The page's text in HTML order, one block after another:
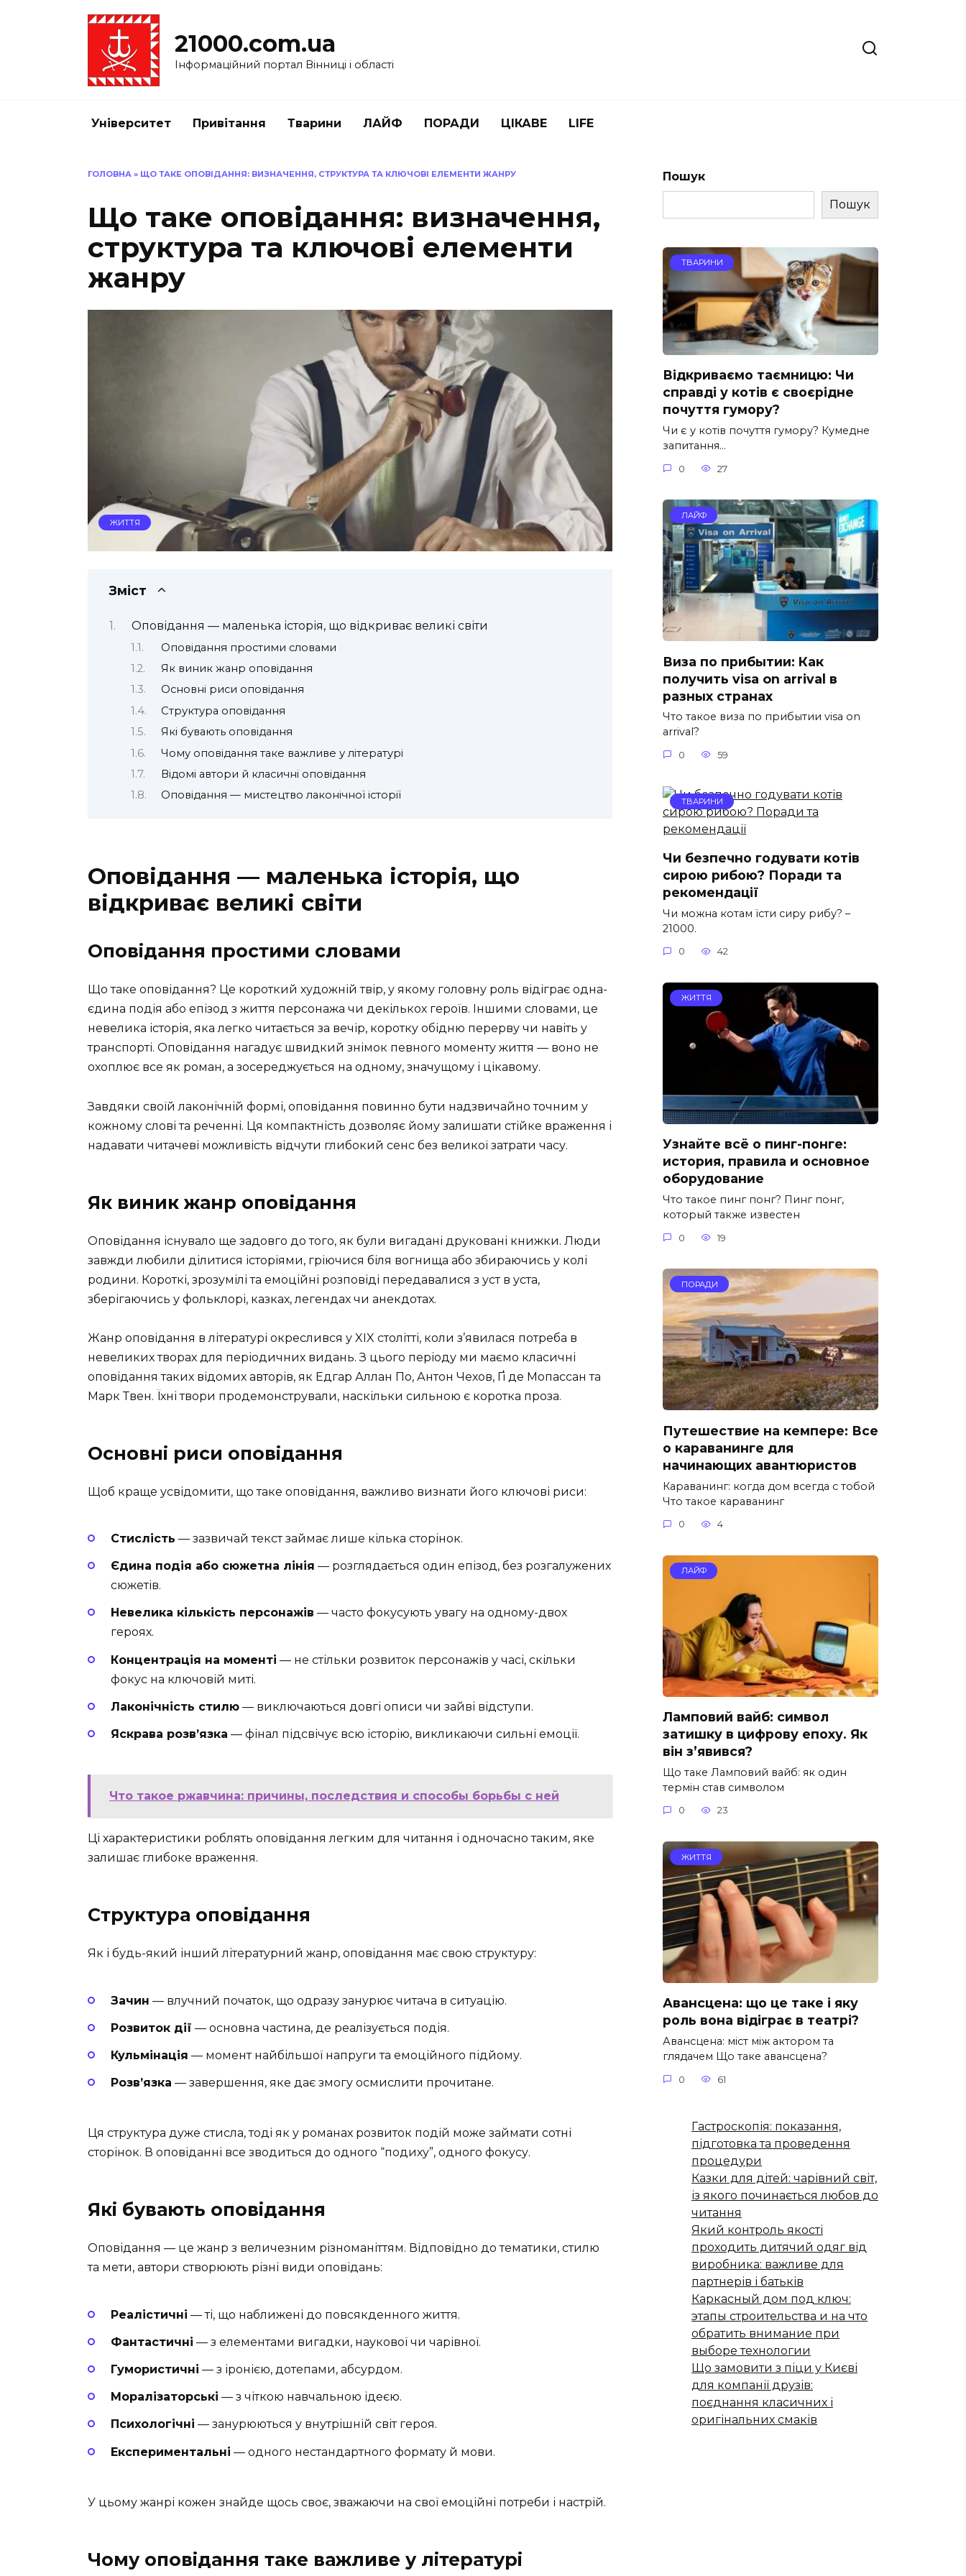
21000.com.ua
Інформаційний портал Вінниці і області
Університет Привітання Тварини ЛАЙФ ПОРАДИ ЦІКАВЕ LIFE
ГОЛОВНА » ЩО ТАКЕ ОПОВІДАННЯ: ВИЗНАЧЕННЯ, СТРУКТУРА ТА КЛЮЧОВІ ЕЛЕМЕНТИ ЖАНРУ
Що таке оповідання: визначення,
структура та ключові елементи
жанру
ЖИТТЯ
Зміст
Оповідання — маленька історія, що відкриває великі світи
Оповідання простими словами
Як виник жанр оповідання
Основні риси оповідання
Структура оповідання
Які бувають оповідання
Чому оповідання таке важливе у літературі
Відомі автори й класичні оповідання
Оповідання — мистецтво лаконічної історії
Оповідання — маленька історія, що
відкриває великі світи
Оповідання простими словами
Що таке оповідання? Це короткий художній твір, у якому головну роль відіграє одна-
єдина подія або епізод з життя персонажа чи декількох героїв. Іншими словами, це
невелика історія, яка легко читається за вечір, коротку обідню перерву чи навіть у
транспорті. Оповідання нагадує швидкий знімок певного моменту життя — воно не
охоплює все як роман, а зосереджується на одному, значущому і цікавому.
Завдяки своїй лаконічній формі, оповідання повинно бути надзвичайно точним у
кожному слові та реченні. Ця компактність дозволяє йому залишати стійке враження і
надавати читачеві можливість відчути глибокий сенс без великої затрати часу.
Як виник жанр оповідання
Оповідання існувало ще задовго до того, як були вигадані друковані книжки. Люди
завжди любили ділитися історіями, гріючися біля вогнища або збираючись у колі
родини. Короткі, зрозумілі та емоційні розповіді передавалися з уст в уста,
зберігаючись у фольклорі, казках, легендах чи анекдотах.
Жанр оповідання в літературі окреслився у XIX столітті, коли з’явилася потреба в
невеликих творах для періодичних видань. З цього періоду ми маємо класичні
оповідання таких відомих авторів, як Едгар Аллан По, Антон Чехов, Ґі де Мопассан та
Марк Твен. Їхні твори продемонстрували, наскільки сильною є коротка проза.
Основні риси оповідання
Щоб краще усвідомити, що таке оповідання, важливо визнати його ключові риси:
Стислість — зазвичай текст займає лише кілька сторінок.
Єдина подія або сюжетна лінія — розглядається один епізод, без розгалужених
сюжетів.
Невелика кількість персонажів — часто фокусують увагу на одному-двох
героях.
Концентрація на моменті — не стільки розвиток персонажів у часі, скільки
фокус на ключовій миті.
Лаконічність стилю — виключаються довгі описи чи зайві відступи.
Яскрава розв’язка — фінал підсвічує всю історію, викликаючи сильні емоції.
Что такое ржавчина: причины, последствия и способы борьбы с ней
Ці характеристики роблять оповідання легким для читання і одночасно таким, яке
залишає глибоке враження.
Структура оповідання
Як і будь-який інший літературний жанр, оповідання має свою структуру:
Зачин — влучний початок, що одразу занурює читача в ситуацію.
Розвиток дії — основна частина, де реалізується подія.
Кульмінація — момент найбільшої напруги та емоційного підйому.
Розв’язка — завершення, яке дає змогу осмислити прочитане.
Ця структура дуже стисла, тоді як у романах розвиток подій може займати сотні
сторінок. В оповіданні все зводиться до одного “подиху”, одного фокусу.
Які бувають оповідання
Оповідання — це жанр з величезним різноманіттям. Відповідно до тематики, стилю
та мети, автори створюють різні види оповідань:
Реалістичні — ті, що наближені до повсякденного життя.
Фантастичні — з елементами вигадки, наукової чи чарівної.
Гумористичні — з іронією, дотепами, абсурдом.
Моралізаторські — з чіткою навчальною ідеєю.
Психологічні — занурюються у внутрішній світ героя.
Експериментальні — одного нестандартного формату й мови.
У цьому жанрі кожен знайде щось своє, зважаючи на свої емоційні потреби і настрій.
Чому оповідання таке важливе у літературі
Пошук
Пошук
ТВАРИНИ
Відкриваємо таємницю: Чи
справді у котів є своєрідне
почуття гумору?
Чи є у котів почуття гумору? Кумедне
запитання…
0 27
ЛАЙФ
Виза по прибытии: Как
получить visa on arrival в
разных странах
Что такое виза по прибытии visa on
arrival?
0 59
ТВАРИНИ
Чи безпечно годувати котів
сирою рибою? Поради та
рекомендації
Чи можна котам їсти сиру рибу? –
21000.
0 42
ЖИТТЯ
Узнайте всё о пинг-понге:
история, правила и основное
оборудование
Что такое пинг понг? Пинг понг,
который также известен
0 19
ПОРАДИ
Путешествие на кемпере: Все
о караванинге для
начинающих авантюристов
Караванинг: когда дом всегда с тобой
Что такое караванинг
0 4
ЛАЙФ
Ламповий вайб: символ
затишку в цифрову епоху. Як
він з’явився?
Що таке Ламповий вайб: як один
термін став символом
0 23
ЖИТТЯ
Авансцена: що це таке і яку
роль вона відіграє в театрі?
Авансцена: міст між актором та
глядачем Що таке авансцена?
0 61
Гастроскопія: показання,
підготовка та проведення
процедури
Казки для дітей: чарівний світ,
із якого починається любов до
читання
Який контроль якості
проходить дитячий одяг від
виробника: важливе для
партнерів і батьків
Каркасный дом под ключ:
этапы строительства и на что
обратить внимание при
выборе технологии
Що замовити з піци у Києві
для компанії друзів:
поєднання класичних і
оригінальних смаків